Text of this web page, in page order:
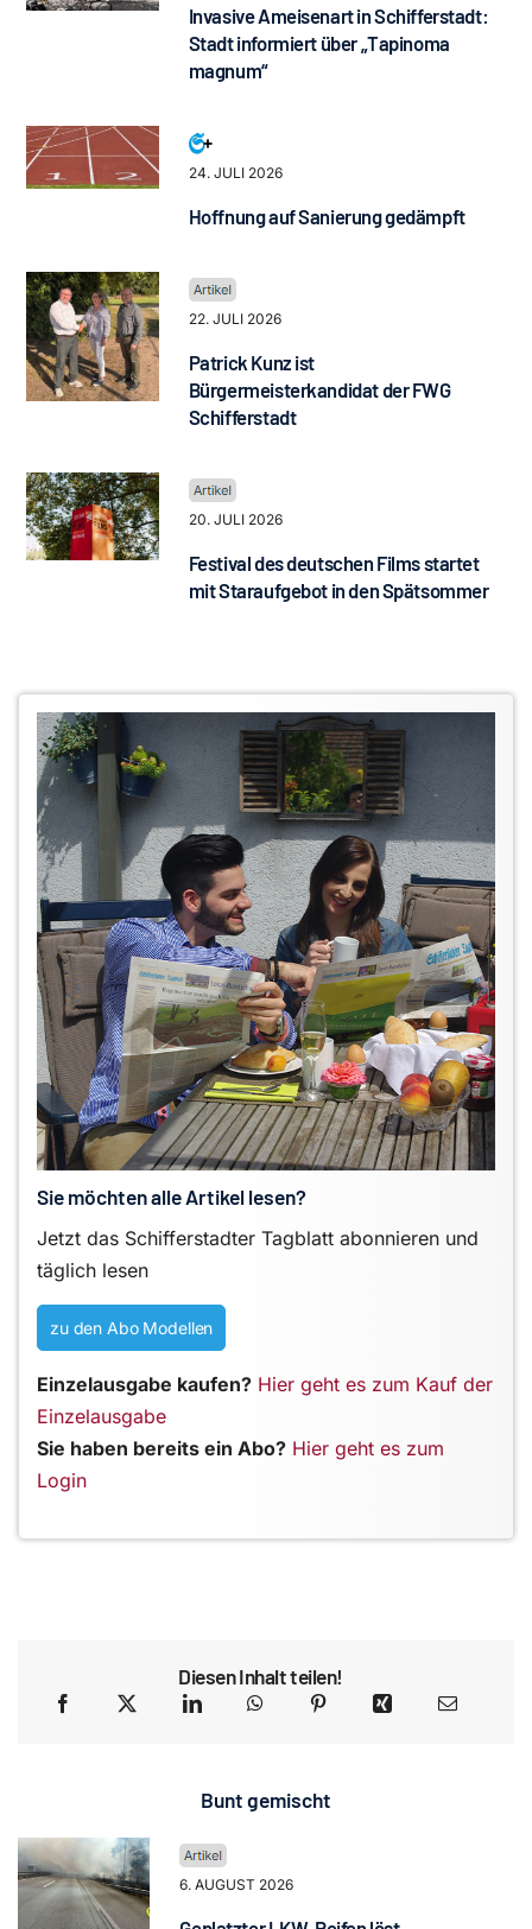
Invasive Ameisenart in Schifferstadt:
Stadt informiert über „Tapinoma
magnum“
24. JULI 2026
Hoffnung auf Sanierung gedämpft
22. JULI 2026
Patrick Kunz ist
Bürgermeisterkandidat der FWG
Schifferstadt
20. JULI 2026
Festival des deutschen Films startet
mit Staraufgebot in den Spätsommer
Sie möchten alle Artikel lesen?
Jetzt das Schifferstadter Tagblatt abonnieren und
täglich lesen
zu den Abo Modellen
Einzelausgabe kaufen? Hier geht es zum Kauf der
Einzelausgabe
Sie haben bereits ein Abo? Hier geht es zum
Login
Diesen Inhalt teilen!
Bunt gemischt
6. AUGUST 2026